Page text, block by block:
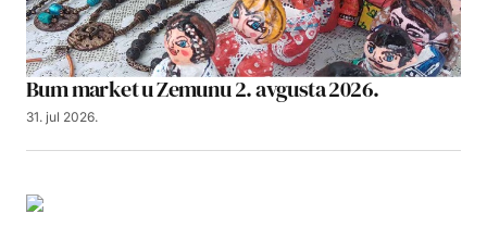
Bum market u Zemunu 2. avgusta 2026.
31. jul 2026.